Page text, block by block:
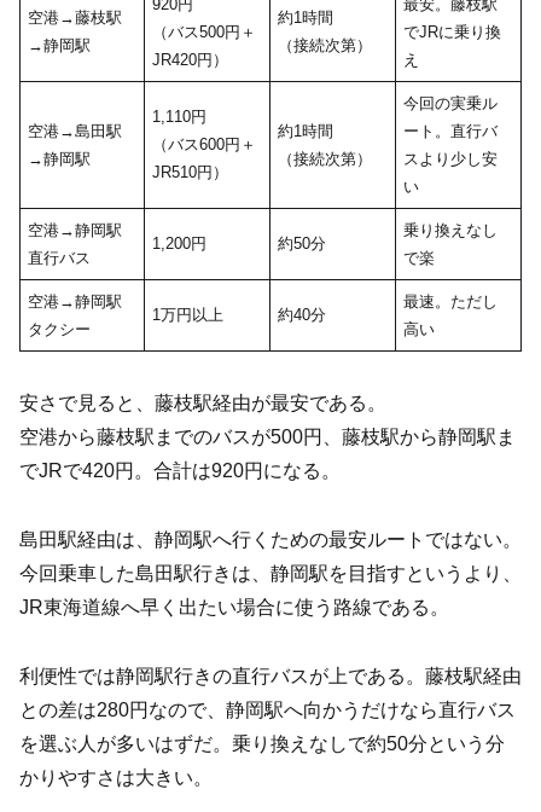
空港→藤枝駅
→静岡駅
920円
（バス500円＋
JR420円）
約1時間
（接続次第）
最安。藤枝駅
でJRに乗り換
え
空港→島田駅
→静岡駅
1,110円
（バス600円＋
JR510円）
約1時間
（接続次第）
今回の実乗ル
ート。直行バ
スより少し安
い
空港→静岡駅
直行バス
1,200円 約50分
乗り換えなし
で楽
空港→静岡駅
タクシー
1万円以上 約40分
最速。ただし
高い
安さで見ると、藤枝駅経由が最安である。
空港から藤枝駅までのバスが500円、藤枝駅から静岡駅ま
でJRで420円。合計は920円になる。
島田駅経由は、静岡駅へ行くための最安ルートではない。
今回乗車した島田駅行きは、静岡駅を目指すというより、
JR東海道線へ早く出たい場合に使う路線である。
利便性では静岡駅行きの直行バスが上である。藤枝駅経由
との差は280円なので、静岡駅へ向かうだけなら直行バス
を選ぶ人が多いはずだ。乗り換えなしで約50分という分
かりやすさは大きい。